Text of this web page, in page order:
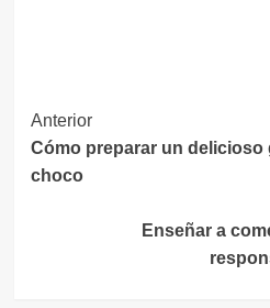
Navegación
de
Anterior
Cómo preparar un delicioso
choco
Enseñar a